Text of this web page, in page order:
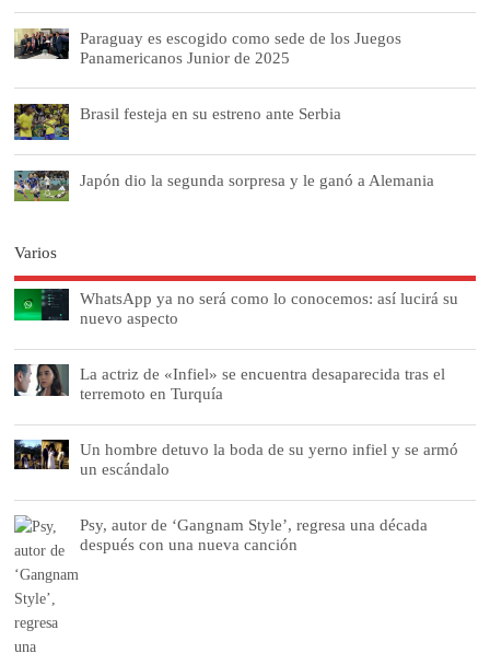
Paraguay es escogido como sede de los Juegos
Panamericanos Junior de 2025
Brasil festeja en su estreno ante Serbia
Japón dio la segunda sorpresa y le ganó a Alemania
Varios
WhatsApp ya no será como lo conocemos: así lucirá su
nuevo aspecto
La actriz de «Infiel» se encuentra desaparecida tras el
terremoto en Turquía
Un hombre detuvo la boda de su yerno infiel y se armó
un escándalo
Psy, autor de ‘Gangnam Style’, regresa una década
después con una nueva canción